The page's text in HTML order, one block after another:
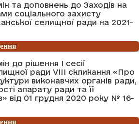
та доповнень до Заходів на
соціального захисту
селищної ради на 2021-
до рішення І сесії
ради VIII скликання «Про
виконавчих органів ради,
апарату ради та її
від 01 грудня 2020 року № 16-